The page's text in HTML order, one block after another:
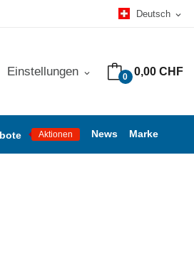
Deutsch expand_more
0 0,00 CHF
Einstellungen expand_more
Aktionen News Marke